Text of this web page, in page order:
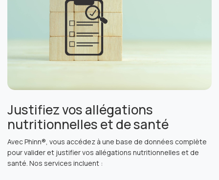
Justifiez vos allégations
nutritionnelles et de santé
Avec Phinn®, vous accédez à une base de données complète
pour valider et justifier vos allégations nutritionnelles et de
santé. Nos services incluent :